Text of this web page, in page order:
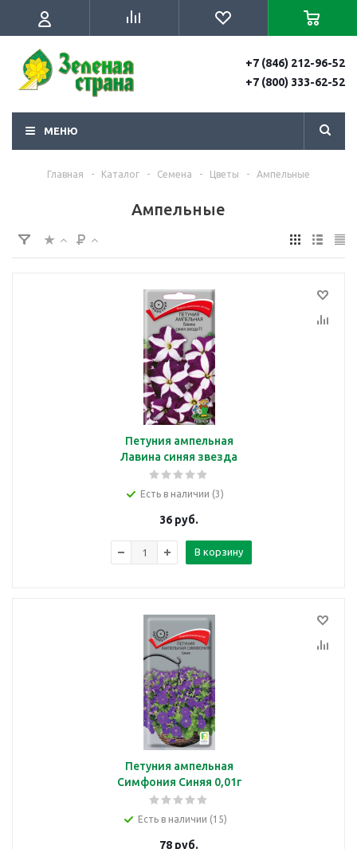
+7 (846) 212-96-52
+7 (800) 333-62-52
МЕНЮ
Главная - Каталог - Семена - Цветы - Ампельные
Ампельные
Петуния ампельная
Лавина синяя звезда
Есть в наличии (3)
36 руб.
В корзину
Петуния ампельная
Симфония Синяя 0,01г
Есть в наличии (15)
78 руб.